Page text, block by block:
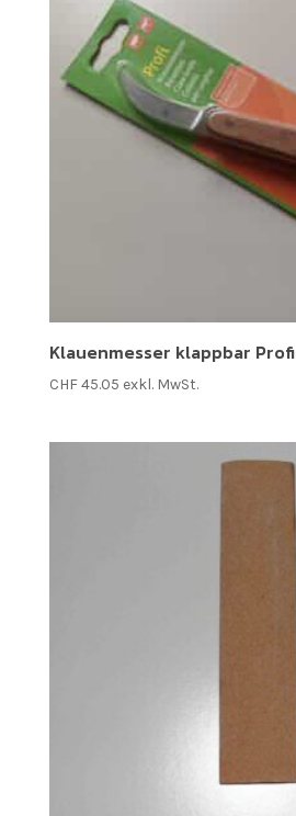
Klauenmesser klappbar Profi
CHF45.05 exkl. MwSt.